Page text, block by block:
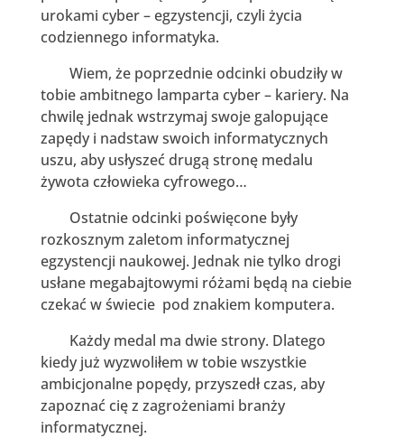
urokami cyber – egzystencji, czyli życia
codziennego informatyka.
Wiem, że poprzednie odcinki obudziły w
tobie ambitnego lamparta cyber – kariery. Na
chwilę jednak wstrzymaj swoje galopujące
zapędy i nadstaw swoich informatycznych
uszu, aby usłyszeć drugą stronę medalu
żywota człowieka cyfrowego…
Ostatnie odcinki poświęcone były
rozkosznym zaletom informatycznej
egzystencji naukowej. Jednak nie tylko drogi
usłane megabajtowymi różami będą na ciebie
czekać w świecie pod znakiem komputera.
Każdy medal ma dwie strony. Dlatego
kiedy już wyzwoliłem w tobie wszystkie
ambicjonalne popędy, przyszedł czas, aby
zapoznać cię z zagrożeniami branży
informatycznej.